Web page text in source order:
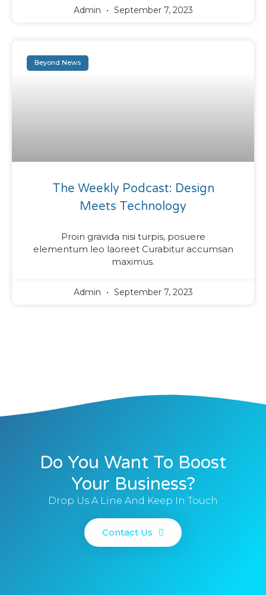
Admin September 7, 2023
Beyond News
The Weekly Podcast: Design
Meets Technology
Proin gravida nisi turpis, posuere
elementum leo laoreet Curabitur accumsan
maximus.
Admin September 7, 2023
Do You Want To Boost
Your Business?
Drop Us A Line And Keep In Touch
Contact Us